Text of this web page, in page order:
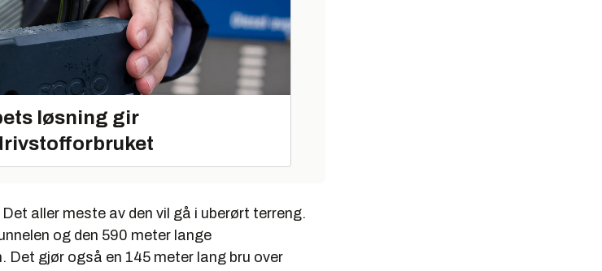
løsning gir
aller meste av den vil gå i uberørt terreng.
og den 590 meter lange
Det gjør også en 145 meter lang bru over